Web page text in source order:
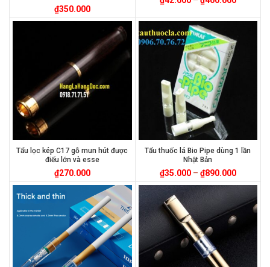
₫350.000
Tẩu lọc kép C17 gỗ mun hút được
điếu lớn và esse
₫270.000
Tẩu thuốc lá Bio Pipe dùng 1 lần
Nhật Bản
₫35.000– ₫890.000